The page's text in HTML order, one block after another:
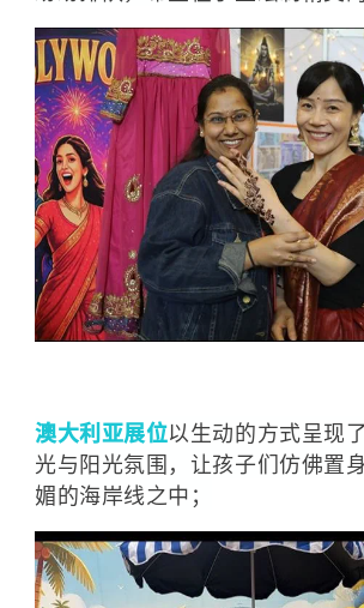
澳大利亚展位以生动的方式呈现
光与阳光氛围，让孩子们仿佛置
媚的海岸线之中；